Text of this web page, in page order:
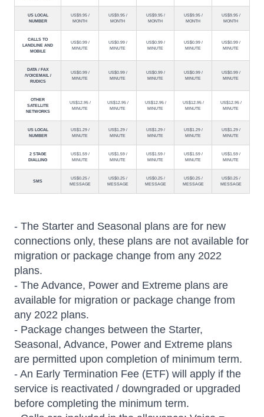
US LOCAL
NUMBER
US$9.95 /
MONTH
US$9.95 /
MONTH
US$9.95 /
MONTH
US$9.95 /
MONTH
US$9.95 /
MONTH
CALLS TO
LANDLINE AND
MOBILE
US$0.99 /
MINUTE
US$0.99 /
MINUTE
US$0.99 /
MINUTE
US$0.99 /
MINUTE
US$0.99 /
MINUTE
DATA / FAX
/VOICEMAIL /
RUDICS
US$0.99 /
MINUTE
US$0.99 /
MINUTE
US$0.99 /
MINUTE
US$0.99 /
MINUTE
US$0.99 /
MINUTE
OTHER
SATELLITE
NETWORKS
US$12.95 /
MINUTE
US$12.95 /
MINUTE
US$12.95 /
MINUTE
US$12.95 /
MINUTE
US$12.95 /
MINUTE
US LOCAL
NUMBER
US$1.29 /
MINUTE
US$1.29 /
MINUTE
US$1.29 /
MINUTE
US$1.29 /
MINUTE
US$1.29 /
MINUTE
2 STAGE
DIALLING
US$1.59 /
MINUTE
US$1.59 /
MINUTE
US$1.59 /
MINUTE
US$1.59 /
MINUTE
US$1.59 /
MINUTE
SMS
US$0.25 /
MESSAGE
US$0.25 /
MESSAGE
US$0.25 /
MESSAGE
US$0.25 /
MESSAGE
US$0.25 /
MESSAGE
- The Starter and Seasonal plans are for new
connections only, these plans are not available for
migration or package change from any 2022
plans.
- The Advance, Power and Extreme plans are
available for migration or package change from
any 2022 plans.
- Package changes between the Starter,
Seasonal, Advance, Power and Extreme plans
are permitted upon completion of minimum term.
- An Early Termination Fee (ETF) will apply if the
service is reactivated / downgraded or upgraded
before completing the minimum term.